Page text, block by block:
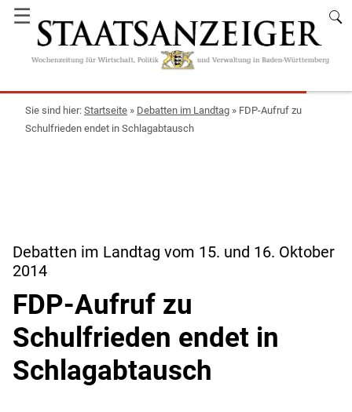
☰
Startseite » Debatten im Landtag » FDP-Aufruf zu
Schulfrieden endet in Schlagabtausch
Debatten im Landtag vom 15. und 16. Oktober
2014
FDP-Aufruf zu
Schulfrieden endet in
Schlagabtausch